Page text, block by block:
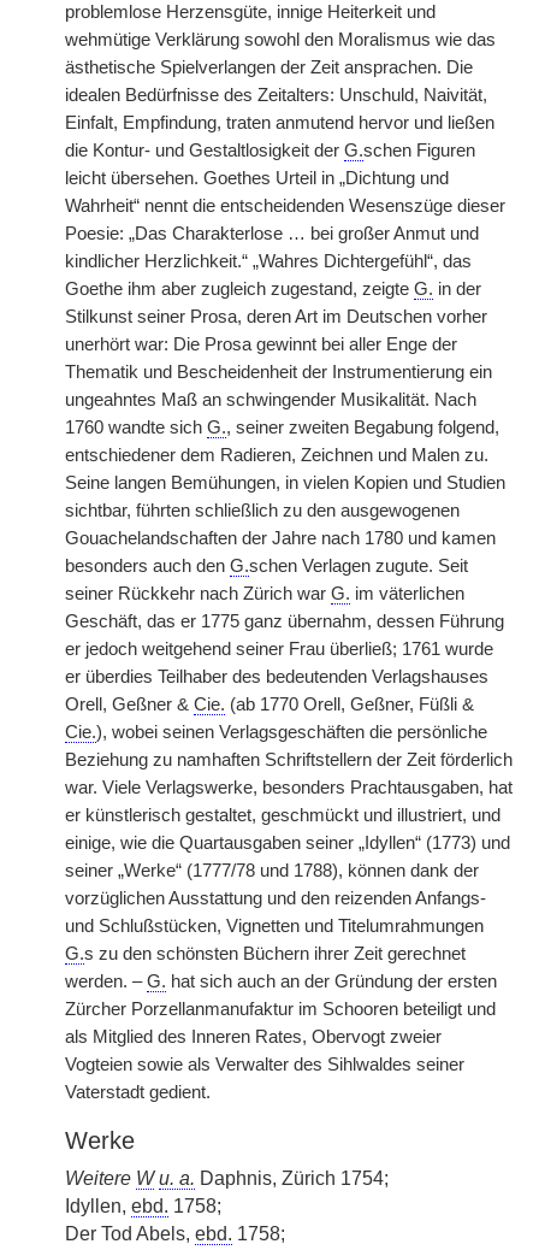
problemlose Herzensgüte, innige Heiterkeit und
wehmütige Verklärung sowohl den Moralismus wie das
ästhetische Spielverlangen der Zeit ansprachen. Die
idealen Bedürfnisse des Zeitalters: Unschuld, Naivität,
Einfalt, Empfindung, traten anmutend hervor und ließen
die Kontur- und Gestaltlosigkeit der G.schen Figuren
leicht übersehen. Goethes Urteil in „Dichtung und
Wahrheit“ nennt die entscheidenden Wesenszüge dieser
Poesie: „Das Charakterlose … bei großer Anmut und
kindlicher Herzlichkeit.“ „Wahres Dichtergefühl“, das
Goethe ihm aber zugleich zugestand, zeigte G. in der
Stilkunst seiner Prosa, deren Art im Deutschen vorher
unerhört war: Die Prosa gewinnt bei aller Enge der
Thematik und Bescheidenheit der Instrumentierung ein
ungeahntes Maß an schwingender Musikalität. Nach
1760 wandte sich G., seiner zweiten Begabung folgend,
entschiedener dem Radieren, Zeichnen und Malen zu.
Seine langen Bemühungen, in vielen Kopien und Studien
sichtbar, führten schließlich zu den ausgewogenen
Gouachelandschaften der Jahre nach 1780 und kamen
besonders auch den G.schen Verlagen zugute. Seit
seiner Rückkehr nach Zürich war G. im väterlichen
Geschäft, das er 1775 ganz übernahm, dessen Führung
er jedoch weitgehend seiner Frau überließ; 1761 wurde
er überdies Teilhaber des bedeutenden Verlagshauses
Orell, Geßner & Cie. (ab 1770 Orell, Geßner, Füßli &
Cie.), wobei seinen Verlagsgeschäften die persönliche
Beziehung zu namhaften Schriftstellern der Zeit förderlich
war. Viele Verlagswerke, besonders Prachtausgaben, hat
er künstlerisch gestaltet, geschmückt und illustriert, und
einige, wie die Quartausgaben seiner „Idyllen“ (1773) und
seiner „Werke“ (1777/78 und 1788), können dank der
vorzüglichen Ausstattung und den reizenden Anfangs-
und Schlußstücken, Vignetten und Titelumrahmungen
G.s zu den schönsten Büchern ihrer Zeit gerechnet
werden. –G. hat sich auch an der Gründung der ersten
Zürcher Porzellanmanufaktur im Schooren beteiligt und
als Mitglied des Inneren Rates, Obervogt zweier
Vogteien sowie als Verwalter des Sihlwaldes seiner
Vaterstadt gedient.
Werke
Weitere W u. a. Daphnis, Zürich 1754;
Idyllen, ebd. 1758;
Der Tod Abels, ebd. 1758;